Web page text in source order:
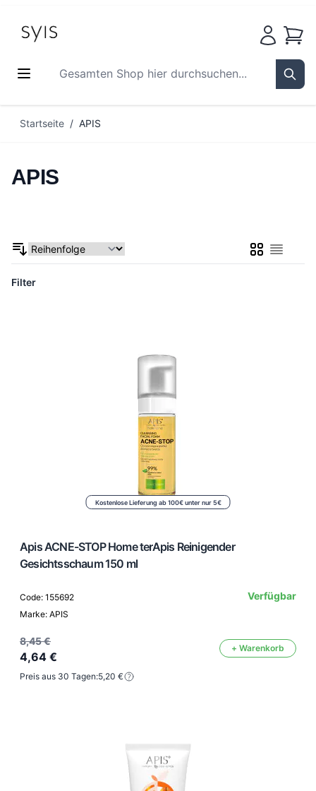
Gesamten Shop hier durchsuchen...
Startseite / APIS
APIS
ListeListe
Filter
Kostenlose Lieferung ab 100€ unter nur 5€
Apis ACNE-STOP Home terApis Reinigender
Gesichtsschaum 150 ml
Code: 155692
Marke: APIS
Verfügbar
8,45 €
4,64 €
+ Warenkorb
Preis aus 30 Tagen:5,20 €